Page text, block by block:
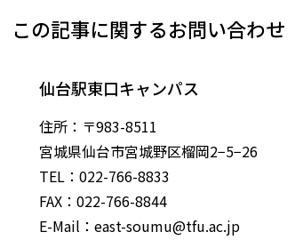
この記事に関するお問い合わせ
仙台駅東口キャンパス
住所：〒983-8511
宮城県仙台市宮城野区榴岡2−5−26
TEL：022-766-8833
FAX：022-766-8844
E-Mail： east-soumu@tfu.ac.jp